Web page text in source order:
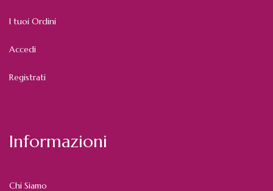
I tuoi Ordini
Accedi
Registrati
Informazioni
Chi Siamo